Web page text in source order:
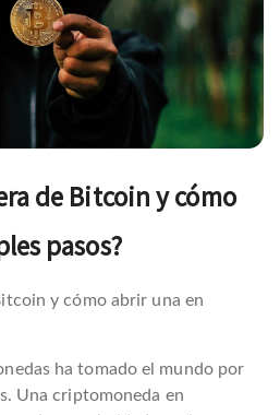
de Bitcoin y cómo
pasos?
y cómo abrir una en
ha tomado el mundo por
Una criptomoneda en